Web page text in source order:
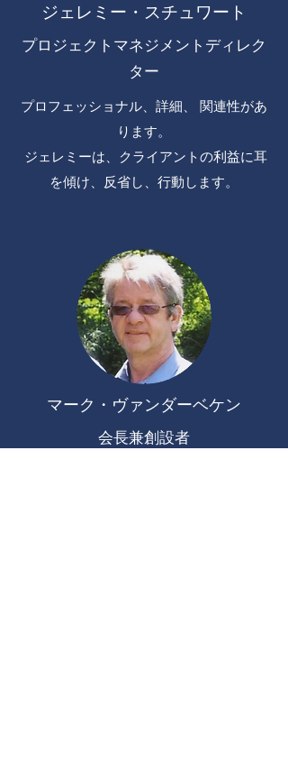
ジェレミー・スチュワート
プロジェクトマネジメントディレク
ター
プロフェッショナル、詳細、
関連性があ
ります。
ジェレミーは、クライアントの利益に耳
を傾け、反省し、行動します。
マーク・ヴァンダーベケン
会長兼創設者